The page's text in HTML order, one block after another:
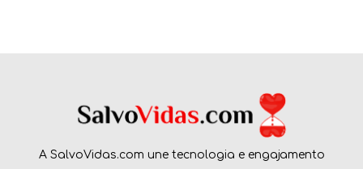
A SalvoVidas.com une tecnologia e engajamento